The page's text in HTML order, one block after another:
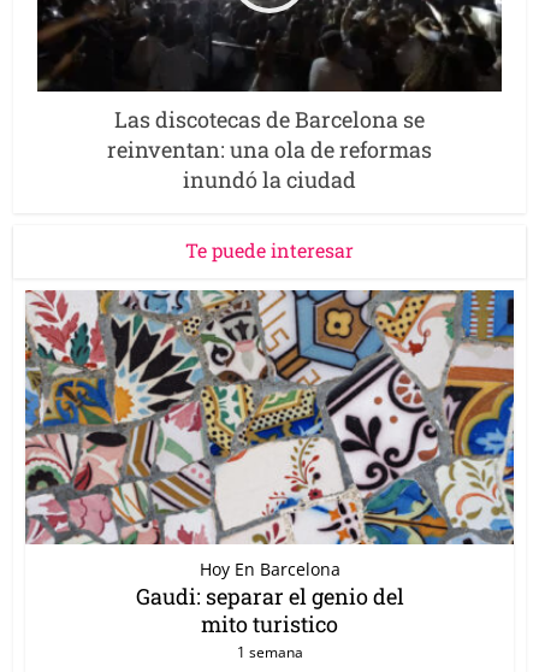
Las discotecas de Barcelona se
reinventan: una ola de reformas
inundó la ciudad
Te puede interesar
Hoy En Barcelona
Gaudi: separar el genio del
mito turistico
1 semana